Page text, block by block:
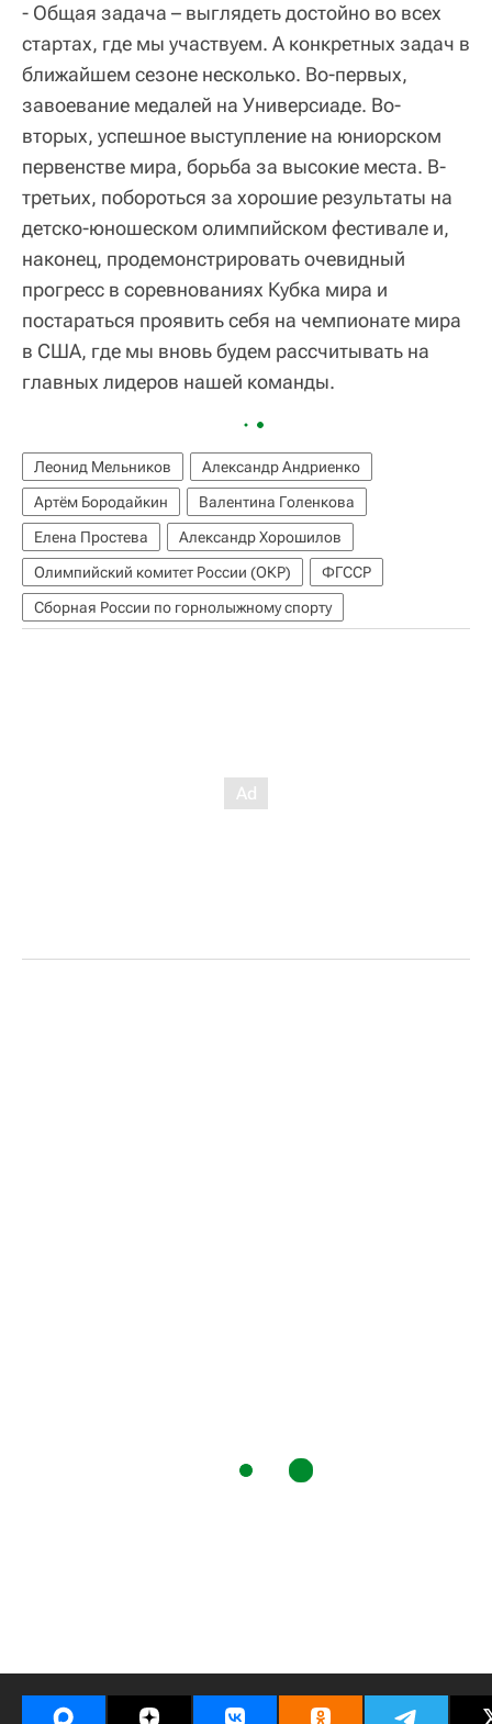
- Общая задача – выглядеть достойно во всех
стартах, где мы участвуем. А конкретных задач в
ближайшем сезоне несколько. Во-первых,
завоевание медалей на Универсиаде. Во-
вторых, успешное выступление на юниорском
первенстве мира, борьба за высокие места. В-
третьих, побороться за хорошие результаты на
детско-юношеском олимпийском фестивале и,
наконец, продемонстрировать очевидный
прогресс в соревнованиях Кубка мира и
постараться проявить себя на чемпионате мира
в США, где мы вновь будем рассчитывать на
главных лидеров нашей команды.
Леонид Мельников
Александр Андриенко
Артём Бородайкин
Валентина Голенкова
Елена Простева
Александр Хорошилов
Олимпийский комитет России (ОКР)
ФГССР
Сборная России по горнолыжному спорту